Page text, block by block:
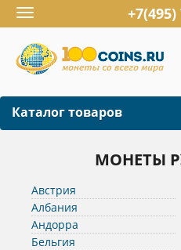
Toggle
navigation
+7(495)
Каталог товаров
МОНЕТЫ
Австрия
Албания
Андорра
Бельгия